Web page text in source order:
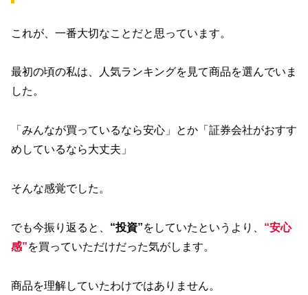
これが、一番大切なことだと思っています。
最初の頃の私は、人気ランキングを見て商品を選んでいま
した。
「みんなが買っているなら安心」とか「証券会社がおすす
めしているなら大丈夫」
そんな感覚でした。
でも今振り返ると、 “投資”をしていたというより、 “安心
感”を買っていただけだった気がします。
商品を理解していたわけではありません。